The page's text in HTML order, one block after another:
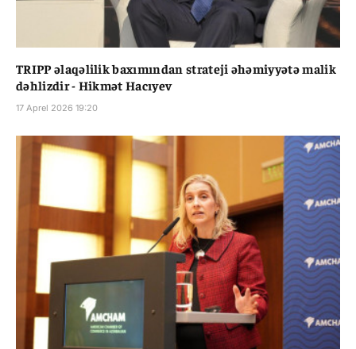
TRIPP əlaqəlilik baxımından strateji əhəmiyyətə malik
dəhlizdir - Hikmət Hacıyev
17 Aprel 2026 19:20